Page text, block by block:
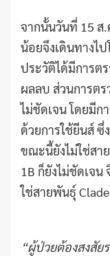
จากนั้นวันที่ 15 ส
น้อยจึงเดินทางไ
ประวัติได้มีการต
ผลลบ ส่วนการต
ไม่ชัดเจน โดยมีก
ด้วยการใช้ยีนส์
ขณะนี้ยังไม่ใช่สา
1B ก็ยังไม่ชัดเจน
ใช่สายพันธุ์
“ผู้ป่วยต้องสงสัย